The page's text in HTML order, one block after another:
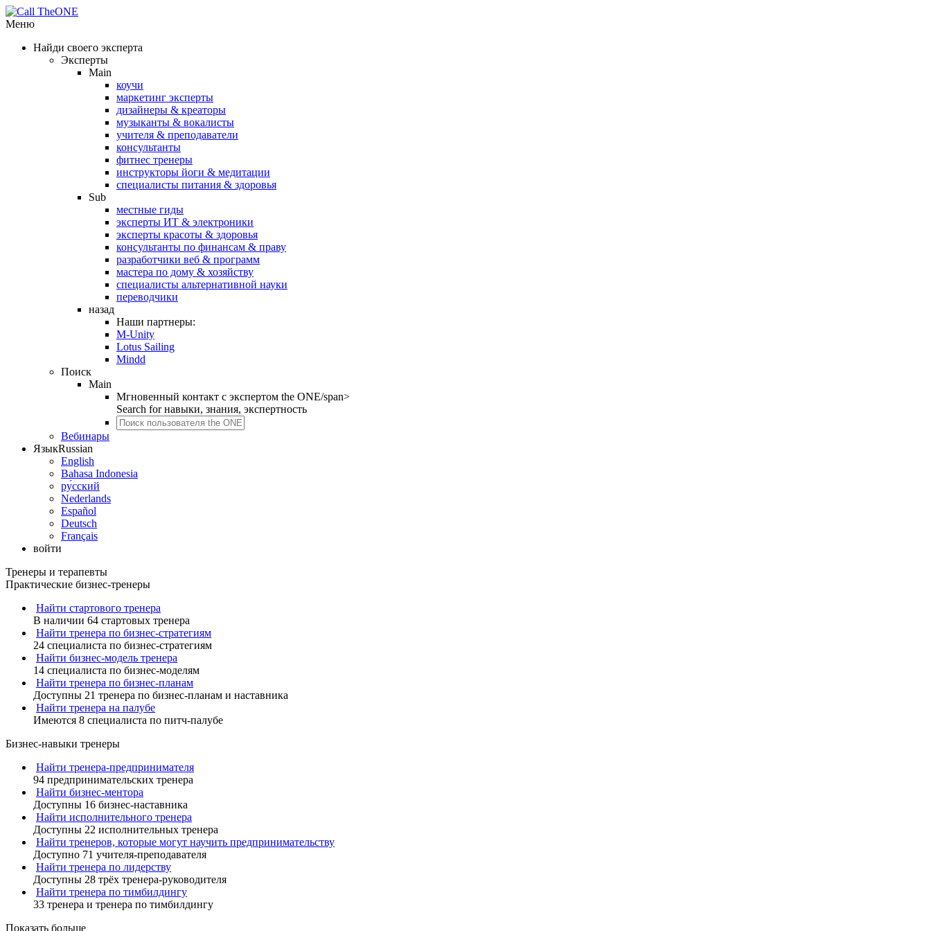
Меню
Найди своего эксперта
Эксперты
Main
коучи
маркетинг эксперты
дизайнеры & креаторы
музыканты & вокалисты
учителя & преподаватели
консультанты
фитнес тренеры
инструкторы йоги & медитации
специалисты питания & здоровья
Sub
местные гиды
эксперты ИТ & электроники
эксперты красоты & здоровья
консультанты по финансам & праву
разработчики веб & программ
мастера по дому & хозяйству
специалисты альтернативной науки
переводчики
назад
Наши партнеры:
M-Unity
Lotus Sailing
Mindd
Поиск
Main
Мгновенный контакт с экспертом the ONE/span>
Search forнавыки, знания, экспертность
Вебинары
ЯзыкRussian
English
Bahasa Indonesia
ру́сский
Nederlands
Español
Deutsch
Français
войти
Тренеры и терапевты
Практические бизнес-тренеры
Найти стартового тренера
В наличии 64 стартовых тренера
Найти тренера по бизнес-стратегиям
24 специалиста по бизнес-стратегиям
Найти бизнес-модель тренера
14 специалиста по бизнес-моделям
Найти тренера по бизнес-планам
Доступны 21 тренера по бизнес-планам и наставника
Найти тренера на палубе
Имеются 8 специалиста по питч-палубе
Бизнес-навыки тренеры
Найти тренера-предпринимателя
94 предпринимательских тренера
Найти бизнес-ментора
Доступны 16 бизнес-наставника
Найти исполнительного тренера
Доступны 22 исполнительных тренера
Найти тренеров, которые могут научить предпринимательству
Доступно 71 учителя-преподавателя
Найти тренера по лидерству
Доступны 28 трёх тренера-руководителя
Найти тренера по тимбилдингу
33 тренера и тренера по тимбилдингу
Показать больше